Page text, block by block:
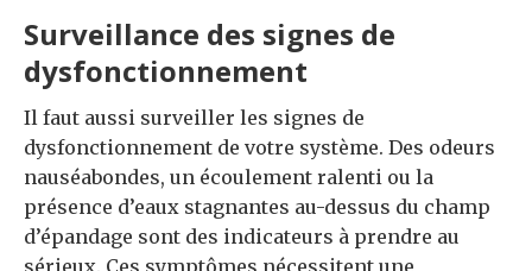
Surveillance des signes de
dysfonctionnement
Il faut aussi surveiller les signes de
dysfonctionnement de votre système. Des odeurs
nauséabondes, un écoulement ralenti ou la
présence d’eaux stagnantes au-dessus du champ
d’épandage sont des indicateurs à prendre au
sérieux. Ces symptômes nécessitent une